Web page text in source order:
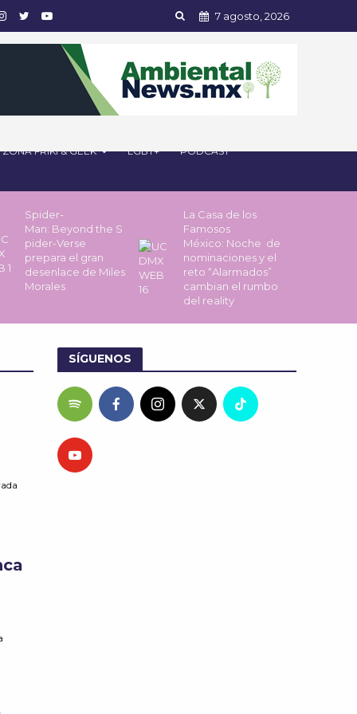
7 agosto, 2026
ZONA FRIKI & GEEK LGBT+ PODCAST
Spider-
Man: Beyond the S
pider-Verse
prepara el gran
desenlace de Miles
Morales
La Casa de los
Famosos
México: Noche de
nominaciones y el
reto “Alarmados”
cambian el rumbo
del reality
SÍGUENOS